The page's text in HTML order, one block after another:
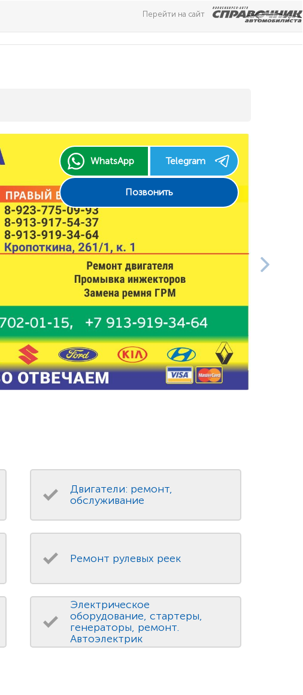
Перейти на сайт
WhatsApp Telegram
Позвонить
Двигатели: ремонт,
обслуживание
Ремонт рулевых реек
Электрическое
оборудование, стартеры,
генераторы, ремонт.
Автоэлектрик